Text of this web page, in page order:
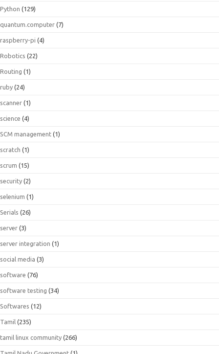
Python (129)
quantum.computer (7)
raspberry-pi (4)
Robotics (22)
Routing (1)
ruby (24)
scanner (1)
science (4)
SCM management (1)
scratch (1)
scrum (15)
security (2)
selenium (1)
Serials (26)
server (3)
server integration (1)
social media (3)
software (76)
software testing (34)
Softwares (12)
Tamil (235)
tamil linux community (266)